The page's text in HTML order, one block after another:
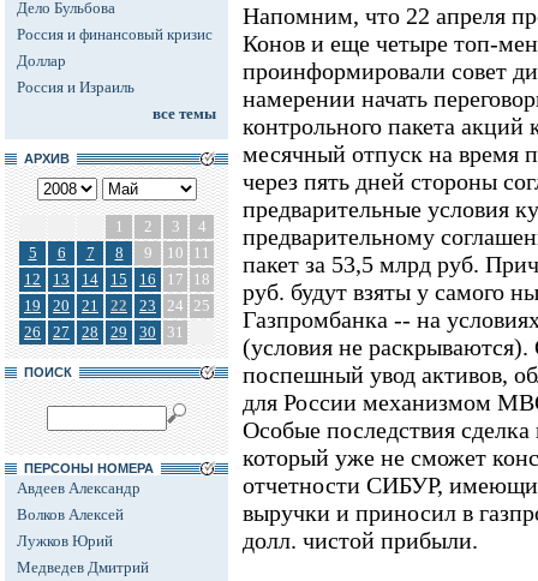
Дело Бульбова
Россия и финансовый кризис
Доллар
Россия и Израиль
все темы
АРХИВ
1 2 3
4
5
6 7 8 9 10
11
12
13 14 15 16 17
18
19
20 21 22 23 24 25
26
27 28 29 30 31
ПОИСК
ПЕРСОНЫ НОМЕРА
Авдеев Александр
Волков Алексей
Лужков Юрий
Медведев Дмитрий
Напомним, что 22 апреля
Конов и еще четыре топ-
проинформировали совет
намерении начать
контрольного пакета
месячный отпуск на время
через пять дней стороны
предварительные условия
предварительному
пакет за 53,5 млрд руб.
руб. будут взяты у самого
Газпромбанка -- на
(условия не
поспешный увод активов,
для России механизмом
Особые последствия
который уже не сможет
отчетности СИБУР,
выручки и приносил в
долл. чистой прибыли.